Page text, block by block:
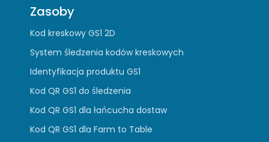
Zasoby
Kod kreskowy GS1 2D
System śledzenia kodów kreskowych
Identyfikacja produktu GS1
Kod QR GS1 do śledzenia
Kod QR GS1 dla łańcucha dostaw
Kod QR GS1 dla Farm to Table